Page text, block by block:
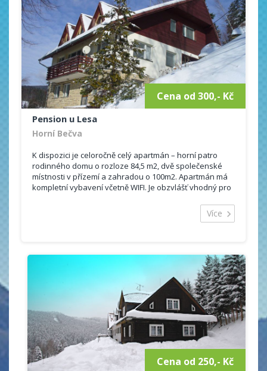
Cena od 300,- Kč
Pension u Lesa
Horní Bečva
K dispozici je celoročně celý apartmán – horní patro
rodinného domu o rozloze 84,5 m2, dvě společenské
místnosti v přízemí a zahradou o 100m2. Apartmán má
kompletní vybavení včetně WIFI. Je obzvlášť vhodný pro
Kapacita: 7 osob (4 lůžka + 2 přistýlky + 1 dětské
Obývací pokoj s TV, se dvěma křesly a rozkládacími
pohovkami – 26 m2
Kuchyň s vybavením (lednička s mrazákem, mikrovlnná
trouba, varná konvice, sporák s troubou, nádobí pro
stolování a vaření..) – 13 m2 (kuchyň s jídelnou je
propojena s obývacím pokojem)
Ložnice s manželskou postelí, dětským lůžkem a s
úložnou skříní – 16 m2
Podkrovní pokoj s manželskou postelí a dvěmi
komodami – 12 m2
Více
Cena od 250,- Kč